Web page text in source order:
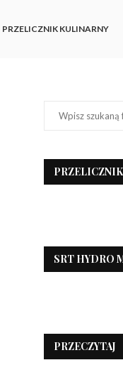
PRZELICZNIK KULINARNY
SRT HYDRO
PRZECZYTAJ